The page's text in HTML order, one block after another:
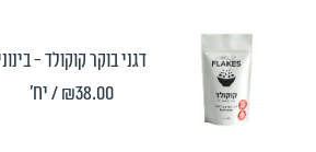
דגני בוקר קוקולד -
₪38.00 / יח'